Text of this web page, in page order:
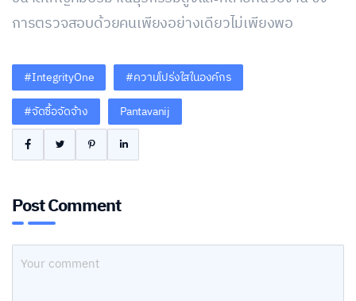
การตรวจสอบด้วยคนเพียงอย่างเดียวไม่เพียงพอ
#IntegrityOne
#ความโปร่งใสในองค์กร
#จัดซื้อจัดจ้าง
Pantavanij
Post Comment